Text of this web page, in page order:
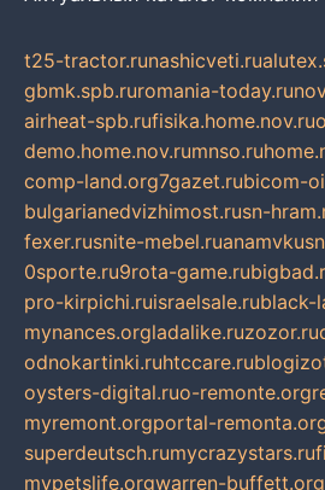
t25-tractor.runashicveti.ru
gbmk.spb.ruromania-today.ru
airheat-spb.rufisika.home.nov.ru
demo.home.nov.rumnso.ru
comp-land.org7gazet.rubicom-
bulgarianedvizhimost.rusn-
fexer.rusnite-mebel.ru
0sporte.ru9rota-game.ru
pro-kirpichi.ruisraelsale.rublack-
mynances.orgladalike.ruzozor.ru
odnokartinki.ruhtccare.ru
oysters-digital.ruo-remonte.org
myremont.orgportal-
superdeutsch.rumycrazystars.ru
mypetslife.orgwarren-buffett.org